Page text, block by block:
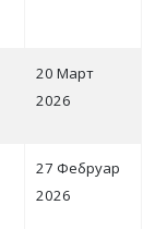
20 Март
2026
27 Фебруар
2026